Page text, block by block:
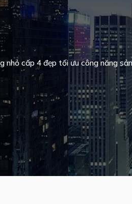
nhỏ cấp 4 đẹp tối ưu công năng